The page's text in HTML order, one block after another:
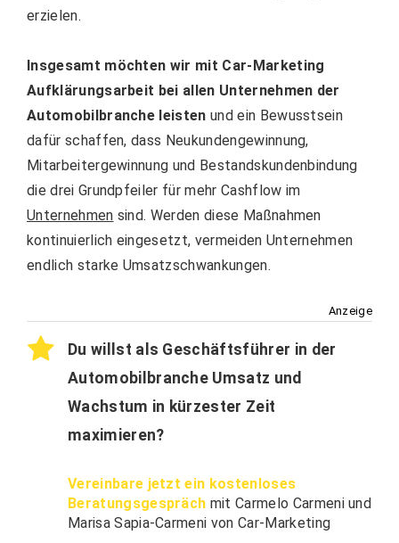
erzielen.
Insgesamt möchten wir mit Car-Marketing
Aufklärungsarbeit bei allen Unternehmen der
Automobilbranche leisten und ein Bewusstsein
dafür schaffen, dass Neukundengewinnung,
Mitarbeitergewinnung und Bestandskundenbindung
die drei Grundpfeiler für mehr Cashflow im
Unternehmen sind. Werden diese Maßnahmen
kontinuierlich eingesetzt, vermeiden Unternehmen
endlich starke Umsatzschwankungen.
Anzeige
Du willst als Geschäftsführer in der
Automobilbranche Umsatz und
Wachstum in kürzester Zeit
maximieren?
Vereinbare jetzt ein kostenloses
Beratungsgespräch mit Carmelo Carmeni und
Marisa Sapia-Carmeni von Car-Marketing